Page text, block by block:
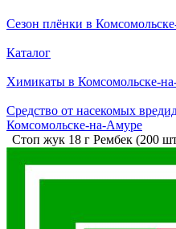
Сезон плёнки в
Каталог
Химикаты в Комсомольске-
Средство от насекомых
Комсомольске-на-Амуре
Стоп жук 18 г Рембек (200